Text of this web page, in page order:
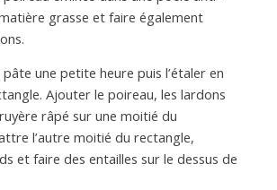
grasse et faire également
pâte une petite heure puis l’étaler en
Ajouter le poireau, les lardons
râpé sur une moitié du
l’autre moitié du rectangle,
et faire des entailles sur le dessus de